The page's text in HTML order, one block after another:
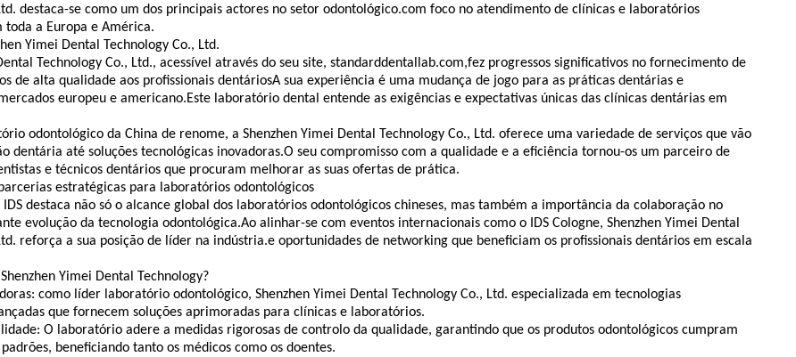
destaca-se como um dos principais actores no setor odontológico.com foco no atendimento de clínicas e laboratórios
toda a Europa e América.
Yimei Dental Technology Co., Ltd.
Technology Co., Ltd., acessível através do seu site, standarddentallab.com,fez progressos significativos no fornecimento de
de alta qualidade aos profissionais dentáriosA sua experiência é uma mudança de jogo para as práticas dentárias e
europeu e americano.Este laboratório dental entende as exigências e expectativas únicas das clínicas dentárias em
odontológico da China de renome, a Shenzhen Yimei Dental Technology Co., Ltd. oferece uma variedade de serviços que vão
dentária até soluções tecnológicas inovadoras.O seu compromisso com a qualidade e a eficiência tornou-os um parceiro de
e técnicos dentários que procuram melhorar as suas ofertas de prática.
estratégicas para laboratórios odontológicos
destaca não só o alcance global dos laboratórios odontológicos chineses, mas também a importância da colaboração no
evolução da tecnologia odontológica.Ao alinhar-se com eventos internacionais como o IDS Cologne, Shenzhen Yimei Dental
reforça a sua posição de líder na indústria.e oportunidades de networking que beneficiam os profissionais dentários em escala
Yimei Dental Technology?
como líder laboratório odontológico, Shenzhen Yimei Dental Technology Co., Ltd. especializada em tecnologias
que fornecem soluções aprimoradas para clínicas e laboratórios.
O laboratório adere a medidas rigorosas de controlo da qualidade, garantindo que os produtos odontológicos cumpram
beneficiando tanto os médicos como os doentes.